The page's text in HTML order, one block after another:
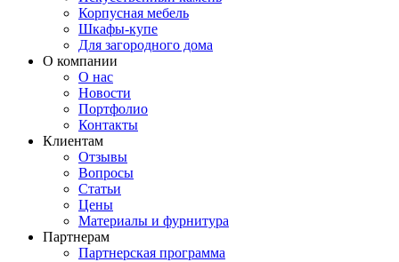
Корпусная мебель
Шкафы-купе
Для загородного дома
О компании
О нас
Новости
Портфолио
Контакты
Клиентам
Отзывы
Вопросы
Статьи
Цены
Материалы и фурнитура
Партнерам
Партнерская программа